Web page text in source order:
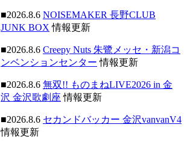
■2026.8.6 NOISEMAKER 長野CLUB
JUNK BOX 情報更新
■2026.8.6 Creepy Nuts 朱鷺メッセ・新潟コ
ンベンションセンター 情報更新
■2026.8.6 無双!! ものまねLIVE2026 in 金
沢 金沢歌劇座 情報更新
■2026.8.6 セカンドバッカー 金沢vanvanV4
情報更新